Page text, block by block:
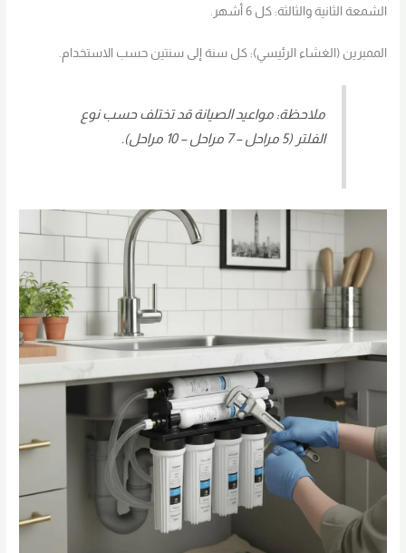
الشمعة الثانية والثالثة: كل 6 أشهر.
الممبرين (الغشاء الرئيسي): كل سنة إلى سنتين حسب الاستخدام.
ملاحظة: مواعيد الصيانة قد تختلف حسب نوع
الفلتر (5 مراحل – 7 مراحل – 10 مراحل).